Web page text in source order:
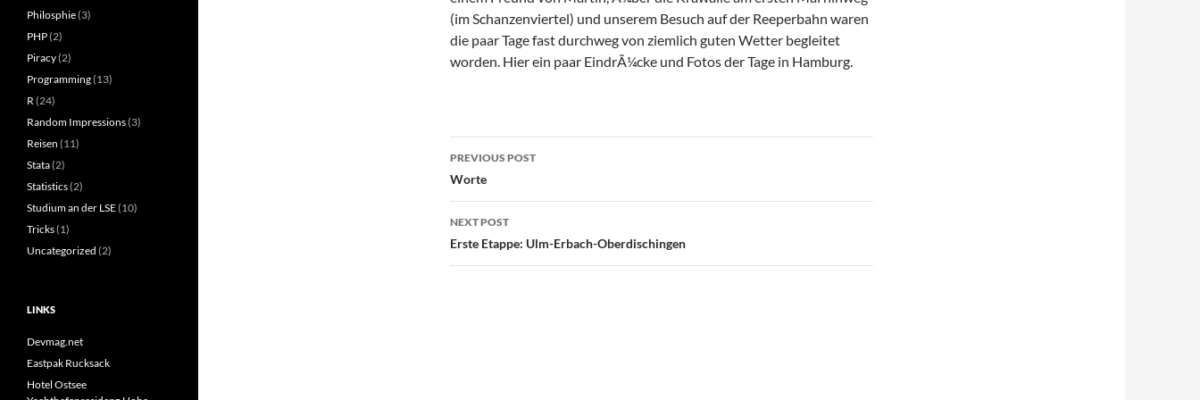
(im Schanzenviertel) und unserem Besuch auf der Reeperbahn waren
die paar Tage fast durchweg von ziemlich guten Wetter begleitet
worden. Hier ein paar EindrÃ¼cke und Fotos der Tage in Hamburg.
Post
navigation
PREVIOUS POST
Worte
NEXT POST
Erste Etappe: Ulm-Erbach-Oberdischingen
Philosphie(3)
PHP(2)
Piracy(2)
Programming(13)
R(24)
Random Impressions(3)
Reisen (11)
Stata(2)
Statistics(2)
Studium an der LSE(10)
Tricks(1)
Uncategorized (2)
LINKS
Devmag.net
Eastpak Rucksack
Hotel Ostsee